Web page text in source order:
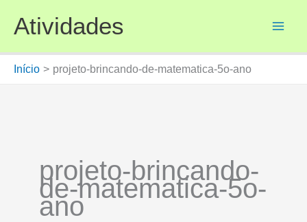
para
conteúdo
Atividades
Início projeto-brincando-de-matematica-5o-ano
projeto-brincando-
de-matematica-5o-
ano